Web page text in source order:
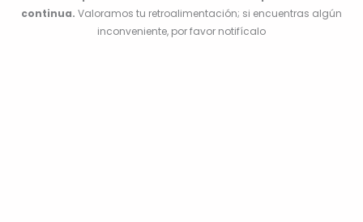
continua. Valoramos tu retroalimentación; si encuentras algún
inconveniente, por favor notifícalo